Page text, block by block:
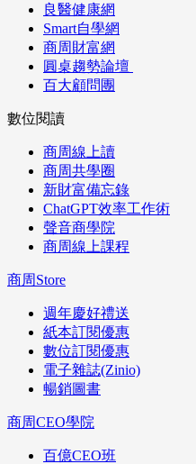
良醫健康網
Smart自學網
商周財富網
圓桌趨勢論壇
百大顧問團
數位閱讀
商周線上讀
商周共學圈
新財富備忘錄
ChatGPT效率工作術
聲音商學院
商周線上課程
商周Store
週年慶好禮送
紙本訂閱優惠
數位訂閱優惠
電子雜誌(Zinio)
暢銷圖書
商周CEO學院
百億CEO班